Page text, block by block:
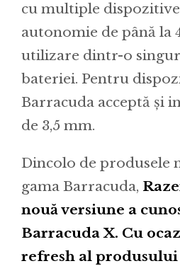
cu multiple
autonomie de până la
utilizare dintr-o
bateriei. Pentru
Barracuda acceptă și
de 3,5 mm.
Dincolo de produsele
gama Barracuda,
nouă versiune a
Barracuda X. Cu
refresh al produsului